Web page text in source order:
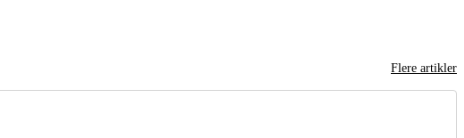
Flere artikler